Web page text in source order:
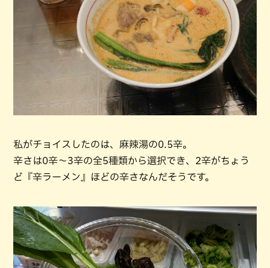
私がチョイスしたのは、麻辣湯の0.5辛。
辛さは0辛〜3辛の全5種類から選択でき、2辛がちょう
ど『辛ラーメン』ほどの辛さなんだそうです。